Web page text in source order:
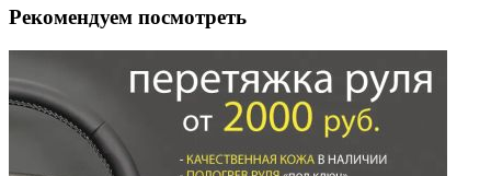
Рекомендуем посмотреть